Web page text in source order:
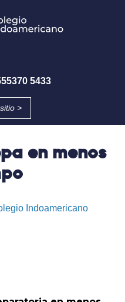
5433
>
en menos
Indoamericano